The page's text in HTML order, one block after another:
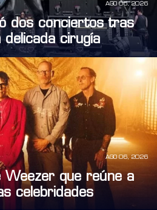
AGO 06, 2026
dos conciertos tras
cirugía
AGO 06, 2026
Weezer que reúne a
celebridades